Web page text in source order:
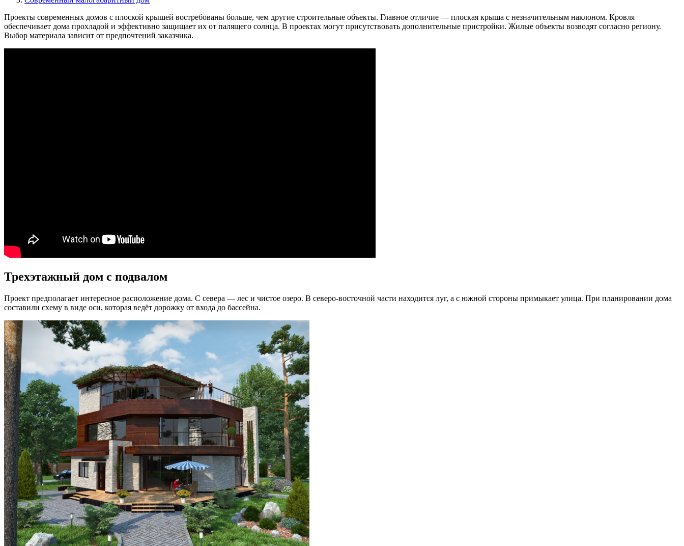
Проекты современных домов с плоской крышей востребованы больше, чем другие строительные объекты. Главное отличие — плоская крыша с незначительным наклоном. Кровля
обеспечивает дома прохладой и эффективно защищает их от палящего солнца. В проектах могут присутствовать дополнительные пристройки. Жилые объекты возводят согласно региону.
Выбор материала зависит от предпочтений заказчика.
Трехэтажный дом с подвалом
Проект предполагает интересное расположение дома. С севера — лес и чистое озеро. В северо-восточной части находится луг, а с южной стороны примыкает улица. При планировании дома
составили схему в виде оси, которая ведёт дорожку от входа до бассейна.